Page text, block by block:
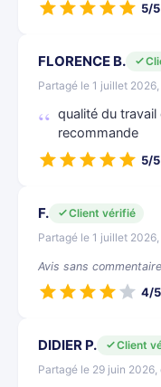
5/5
FLORENCE B.
Partagé le 1 juillet
qualité du
recommande
5/5
F.
Client vérifié
Partagé le 1 juillet
Avis sans commentaire
4/5
DIDIER P.
Client
Partagé le 29 juin